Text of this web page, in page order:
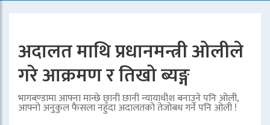
अदालत माथि प्रधानमन्त्री ओलीले
गरे आक्रमण र तिखो ब्यङ्ग
भागबण्डामा आफ्ना मान्छे छानी छानी न्यायाधीश बनाउने पनि ओली,
आफ्नो अनुकुल फैसला नहुँदा अदालतको तेजोबध गर्ने पनि ओली !